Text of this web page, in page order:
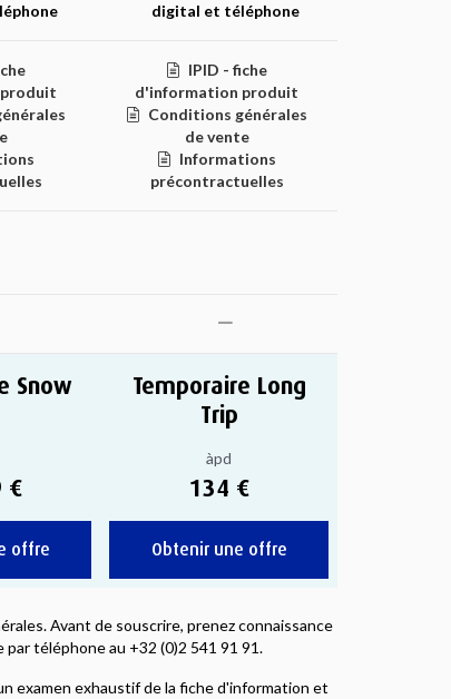
digital et téléphone
IPID - fiche
d'information produit
Conditions générales
de vente
Informations
précontractuelles
Snow
€
offre
Temporaire Long
Trip
àpd
134 €
Obtenir une offre
Avant de souscrire, prenez connaissance
téléphone au +32 (0)2 541 91 91.
examen exhaustif de la fiche d'information et